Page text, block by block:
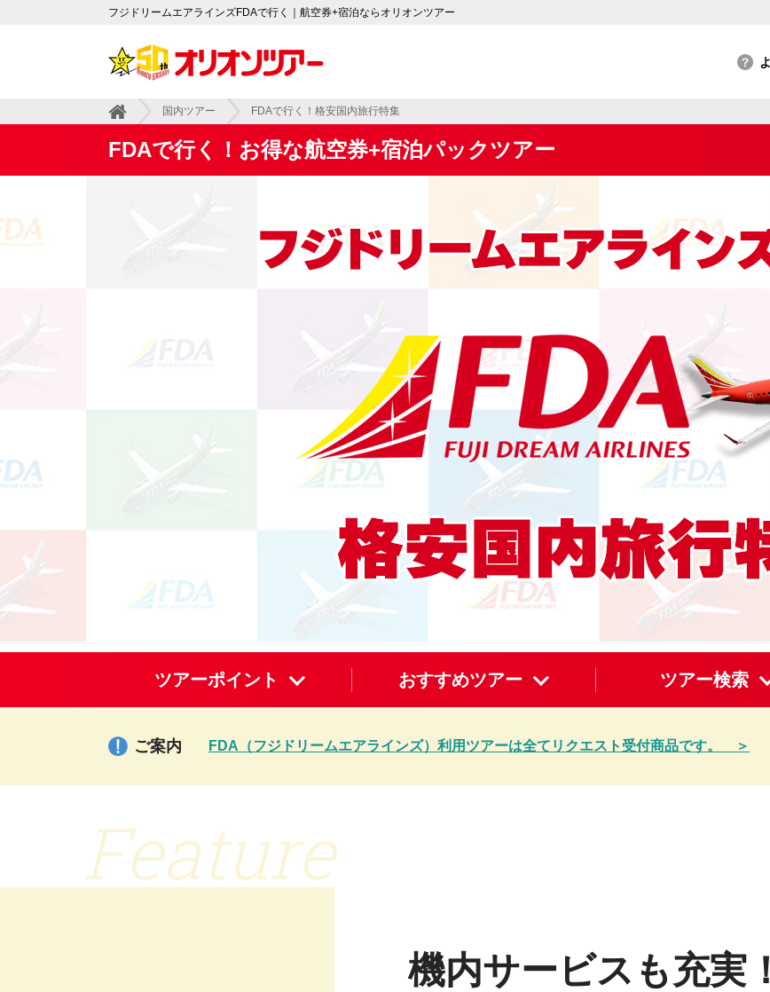
フジドリームエアラインズFDAで行く｜航空券+宿泊ならオリオンツアー
国内ツアー FDAで行く！格安国内旅行特集
FDAで行く！お得な航空券+宿泊パックツアー
ツアーポイント おすすめツアー ツアー検索
ご案内 FDA（フジドリームエアラインズ）利用ツアーは全てリクエスト受付商品です。 ＞
Feature
機内サービスも充実！